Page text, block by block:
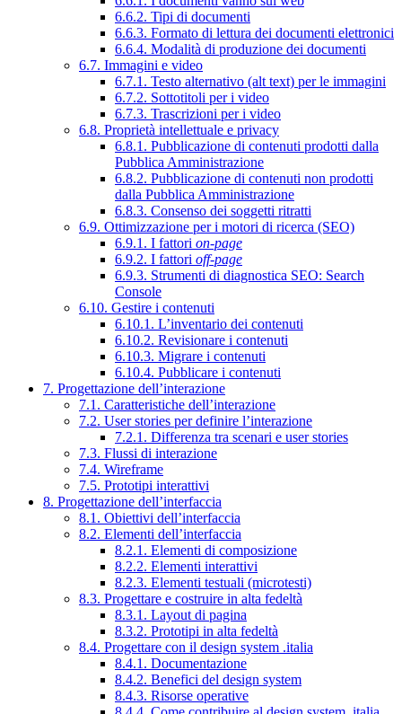
6.6.2. Tipi di documenti
6.6.3. Formato di lettura dei documenti elettronici
6.6.4. Modalità di produzione dei documenti
6.7. Immagini e video
6.7.1. Testo alternativo (alt text) per le immagini
6.7.2. Sottotitoli per i video
6.7.3. Trascrizioni per i video
6.8. Proprietà intellettuale e privacy
6.8.1. Pubblicazione di contenuti prodotti dalla
Pubblica Amministrazione
6.8.2. Pubblicazione di contenuti non prodotti
dalla Pubblica Amministrazione
6.8.3. Consenso dei soggetti ritratti
6.9. Ottimizzazione per i motori di ricerca (SEO)
6.9.1. I fattori on-page
6.9.2. I fattori off-page
6.9.3. Strumenti di diagnostica SEO: Search
Console
6.10. Gestire i contenuti
6.10.1. L’inventario dei contenuti
6.10.2. Revisionare i contenuti
6.10.3. Migrare i contenuti
6.10.4. Pubblicare i contenuti
7. Progettazione dell’interazione
7.1. Caratteristiche dell’interazione
7.2. User stories per definire l’interazione
7.2.1. Differenza tra scenari e user stories
7.3. Flussi di interazione
7.4. Wireframe
7.5. Prototipi interattivi
8. Progettazione dell’interfaccia
8.1. Obiettivi dell’interfaccia
8.2. Elementi dell’interfaccia
8.2.1. Elementi di composizione
8.2.2. Elementi interattivi
8.2.3. Elementi testuali (microtesti)
8.3. Progettare e costruire in alta fedeltà
8.3.1. Layout di pagina
8.3.2. Prototipi in alta fedeltà
8.4. Progettare con il design system .italia
8.4.1. Documentazione
8.4.2. Benefici del design system
8.4.3. Risorse operative